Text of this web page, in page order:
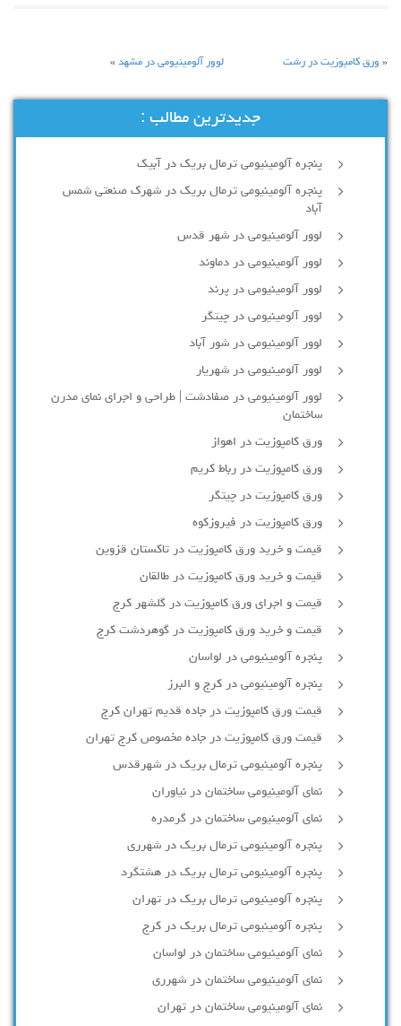
« ورق کامپوزیت در رشت لوور آلومینیومی در مشهد»
جدیدترین مطالب :
پنجره آلومینیومی ترمال بریک در آبیک
پنجره آلومینیومی ترمال بریک در شهرک صنعتی شمس
آباد
لوور آلومینیومی در شهر قدس
لوور آلومینیومی در دماوند
لوور آلومینیومی در پرند
لوور آلومینیومی در چیتگر
لوور آلومینیومی در شور آباد
لوور آلومينيومي در شهريار
لوور آلومینیومی در صفادشت | طراحی و اجرای نمای مدرن
ساختمان
ورق کامپوزیت در اهواز
ورق کامپوزیت در رباط کریم
ورق کامپوزیت در چیتگر
ورق کامپوزیت در فیروزکوه
قیمت و خرید ورق کامپوزیت در تاکستان قزوین
قیمت و خرید ورق کامپوزیت در طالقان
قیمت و اجرای ورق کامپوزیت در گلشهر کرج
قیمت و خرید ورق کامپوزیت در گوهردشت کرج
پنجره آلومینیومی در لواسان
پنجره آلومینیومی در کرج و البرز
قیمت ورق کامپوزیت در جاده قدیم تهران کرج
قیمت ورق کامپوزیت در جاده مخصوص کرج تهران
پنجره آلومینیومی ترمال بریک در شهرقدس
نمای آلومینیومی ساختمان در نیاوران
نمای آلومینیومی ساختمان در گرمدره
پنجره آلومینیومی ترمال بریک در شهرری
پنجره آلومینیومی ترمال بریک در هشتگرد
پنجره آلومینیومی ترمال بریک در تهران
پنجره آلومینیومی ترمال بریک در کرج
نمای آلومینیومی ساختمان در لواسان
نمای آلومینیومی ساختمان در شهرری
نمای آلومینیومی ساختمان در تهران